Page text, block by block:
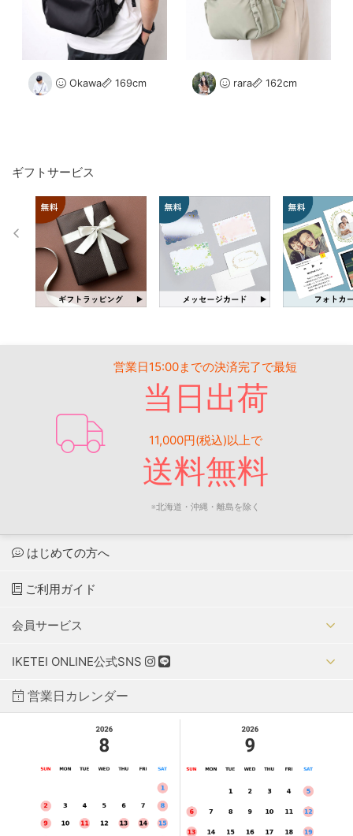
Okawa 169cm rara 162cm
ギフトサービス
営業日15:00までの決済完了で最短
当日出荷
11,000円(税込)以上で
送料無料
※北海道・沖縄・離島を除く
はじめての方へ
ご利用ガイド
会員サービス
IKETEI ONLINE公式SNS
営業日カレンダー